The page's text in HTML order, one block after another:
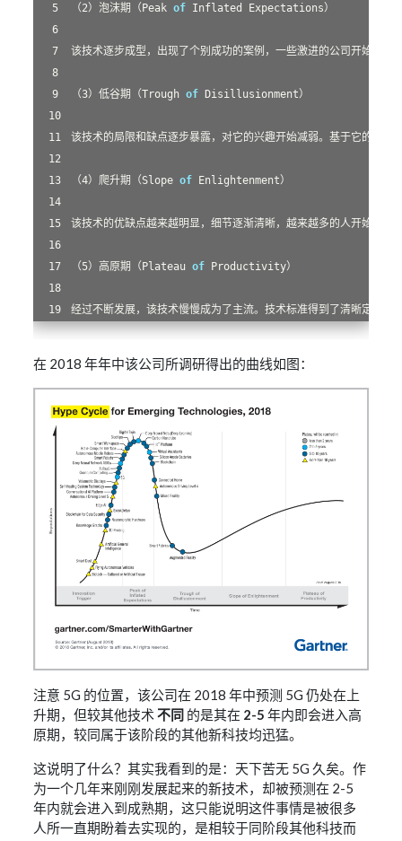
（2）泡沫期（Peak of
（3）低谷期（Trough of
（4）爬升期（Slope of
（5）高原期（Plateau of
在 2018 年年中该公司所调研得出的曲线如图：
注意 5G 的位置，该公司在 2018 年中预测 5G 仍处在上
升期，但较其他技术不同 的是其在 2-5 年内即会进入高
原期，较同属于该阶段的其他新科技均迅猛。
这说明了什么？其实我看到的是：天下苦无 5G 久矣。作
为一个几年来刚刚发展起来的新技术，却被预测在 2-5
年内就会进入到成熟期，这只能说明这件事情是被很多
人所一直期盼着去实现的，是相较于同阶段其他科技而